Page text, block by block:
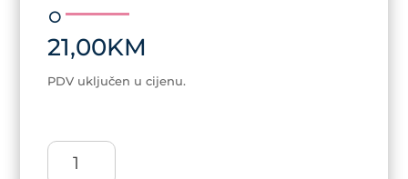
21,00KM
PDV uključen u cijenu.
Seri
Natural